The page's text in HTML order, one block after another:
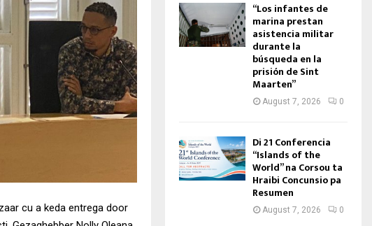
cu a keda entrega door
“Los infantes de
marina prestan
asistencia militar
durante la
búsqueda en la
prisión de Sint
Maarten”
August 7, 2026 0
Di 21 Conferencia
“Islands of the
World” na Corsou ta
Hraibi Concunsio pa
Resumen
August 7, 2026 0